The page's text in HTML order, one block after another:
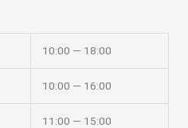
10:00 — 18:00
10:00 — 16:00
11:00 — 15:00